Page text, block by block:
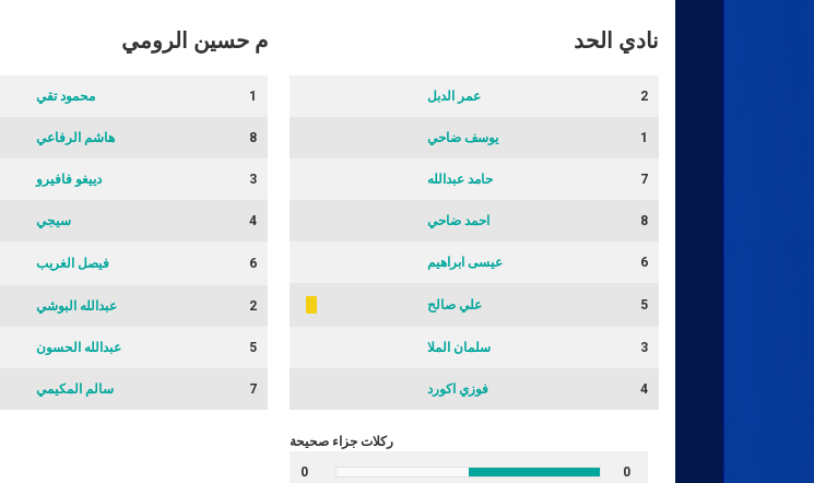
م حسين الرومي
1 محمود تقي
8 هاشم الرفاعي
3 دييغو فافيرو
4 سيجي
6 فيصل الغريب
2 عبدالله البوشي
5 عبدالله الحسون
7 سالم المكيمي
نادي الحد
2 عمر الدبل
1 يوسف ضاحي
7 حامد عبدالله
8 احمد ضاحي
6 عيسى ابراهيم
5 علي صالح
3 سلمان الملا
4 فوزي اكورد
ركلات جزاء صحيحة
0
0